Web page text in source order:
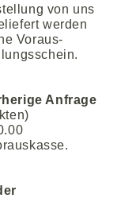
von uns
werden
Voraus-
Anfrage